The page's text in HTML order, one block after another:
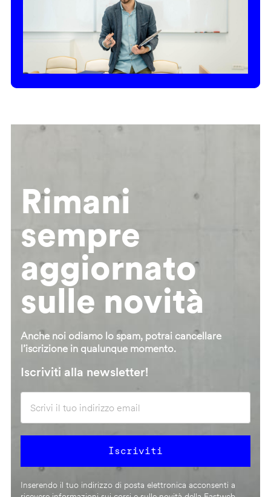
Rimani
sempre
aggiornato
sulle novità
Anche noi odiamo lo spam, potrai cancellare
l’iscrizione in qualunque momento.
Iscriviti alla newsletter!
Inserendo il tuo indirizzo di posta elettronica acconsenti a